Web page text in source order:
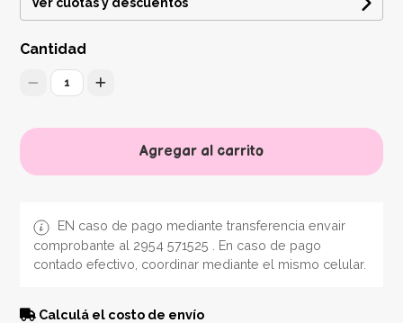
Ver cuotas y descuentos
Cantidad
1
Agregar al carrito
EN caso de pago mediante transferencia envair
comprobante al 2954 571525 . En caso de pago
contado efectivo, coordinar mediante el mismo celular.
Calculá el costo de envío